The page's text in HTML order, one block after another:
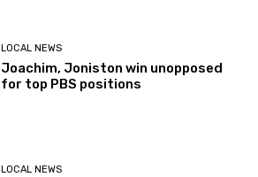
LOCAL NEWS
Joachim, Joniston win unopposed
for top PBS positions
LOCAL NEWS